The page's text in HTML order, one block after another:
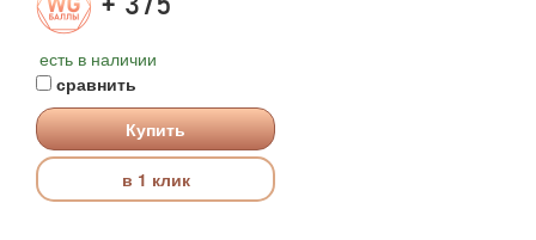
есть в наличии
сравнить
Купить
в 1 клик